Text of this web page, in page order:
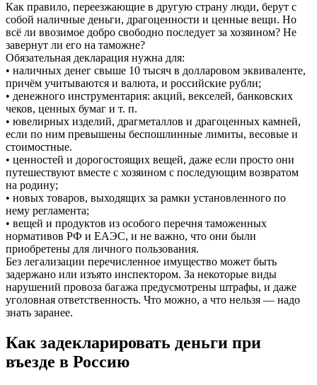
Как правило, переезжающие в другую страну люди, берут с
собой наличные деньги, драгоценности и ценные вещи. Но
всё ли ввозимое добро свободно последует за хозяином? Не
завернут ли его на таможне?
Обязательная декларация нужна для:
• наличных денег свыше 10 тысяч в долларовом эквиваленте,
причём учитываются и валюта, и российские рубли;
• денежного инструментария: акций, векселей, банковских
чеков, ценных бумаг и т. п.
• ювелирных изделий, драгметаллов и драгоценных камней,
если по ним превышены беспошлинные лимиты, весовые и
стоимостные.
• ценностей и дорогостоящих вещей, даже если просто они
путешествуют вместе с хозяином с последующим возвратом
на родину;
• новых товаров, выходящих за рамки установленного по
нему регламента;
• вещей и продуктов из особого перечня таможенных
нормативов РФ и ЕАЭС, и не важно, что они были
приобретены для личного пользования.
Без легализации перечисленное имущество может быть
задержано или изъято инспектором. За некоторые виды
нарушений провоза багажа предусмотрены штрафы, и даже
уголовная ответственность. Что можно, а что нельзя — надо
знать заранее.
Как задекларировать деньги при
въезде в Россию